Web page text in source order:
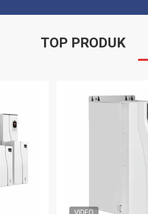
TOP PRODUK